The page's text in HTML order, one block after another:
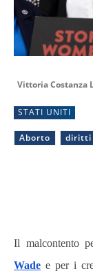
Vittoria Costanza
STATI UNITI
Aborto diritti
Il malcontento
Wade e per i